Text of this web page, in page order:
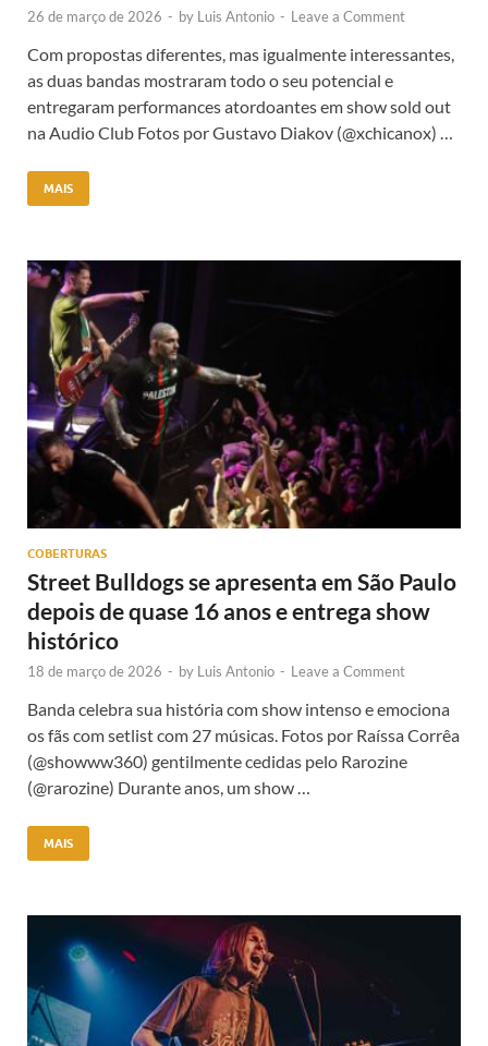
26 de março de 2026 - by Luis Antonio - Leave a Comment
Com propostas diferentes, mas igualmente interessantes,
as duas bandas mostraram todo o seu potencial e
entregaram performances atordoantes em show sold out
na Audio Club Fotos por Gustavo Diakov (@xchicanox) …
MAIS
COBERTURAS
Street Bulldogs se apresenta em São Paulo
depois de quase 16 anos e entrega show
histórico
18 de março de 2026 - by Luis Antonio - Leave a Comment
Banda celebra sua história com show intenso e emociona
os fãs com setlist com 27 músicas. Fotos por Raíssa Corrêa
(@showww360) gentilmente cedidas pelo Rarozine
(@rarozine) Durante anos, um show …
MAIS